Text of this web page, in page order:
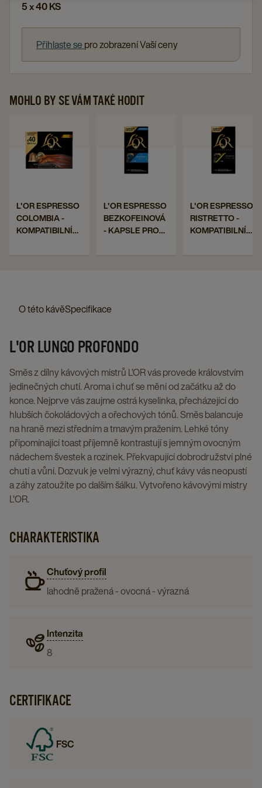
5 x 40 KS
Přihlaste se pro zobrazení Vaší ceny
MOHLO BY SE VÁM TAKÉ HODIT
Navigate
to
L'OR
-
KOMPATIBILNÍ
PRO
5
40
KS
details
page
Navigate
to
L'OR
ESPRESSO
KAPSLE
NESPRESSO®*
5
X
40
KS
details
page
L'OR ESPRESSO
COLOMBIA -
KOMPATIBILNÍ
NESPRESSO®*
Navigate
to
L'OR
ESPRESSO
-
KAPSLE
NESPRESSO®*
KS
details
page
Navigate
to
L'OR
ESPRESSO
PRO
ORIGINAL,
X
10
KS
details
page
L'OR ESPRESSO
BEZKOFEINOVÁ
- KAPSLE PRO
ORIGINAL, 10 X
to
L'OR
-
PRO
details
page
Navigate
to
L'OR
ESPRESSO
10
X
10
KS
details
page
L'OR ESPRESSO
RISTRETTO -
KOMPATIBILNÍ
NESPRESSO®*
O této kávěSpecifikace
L'OR LUNGO PROFONDO
Směs z dílny kávových mistrů L’OR vás provede královstvím
jedinečných chutí. Aroma i chuť se mění od začátku až do
konce. Nejprve vás zaujme ostrá kyselinka, přecházející do
hlubších čokoládových a ořechových tónů. Směs balancuje
na hraně mezi středním a tmavým pražením. Lehké tóny
připomínající toast příjemně kontrastují s jemným ovocným
nádechem švestek a rozinek. Překvapující dobrodružství plné
chutí a vůní. Dozvuk je velmi výrazný, chuť kávy vás neopustí
a záhy zatoužíte po dalším šálku. Vytvořeno kávovými mistry
L'OR.
CHARAKTERISTIKA
Chuťový profil
lahodně pražená - ovocná - výrazná
Intenzita
8
CERTIFIKACE
FSC